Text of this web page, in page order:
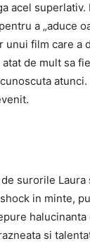
acel
a „aduce
unui film care a
de mult sa
surorile Laura
in minte,
halucinanta
si